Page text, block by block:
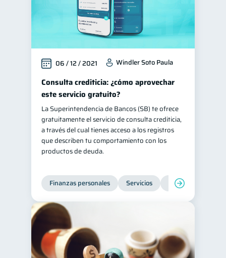
06 / 12 / 2021 Windler Soto Paula
Consulta crediticia: ¿cómo aprovechar
este servicio gratuito?
La Superintendencia de Bancos (SB) te ofrece
gratuitamente el servicio de consulta crediticia,
a través del cual tienes acceso a los registros
que describen tu comportamiento con los
productos de deuda.
Finanzas personales Servicios Inclusión financiera